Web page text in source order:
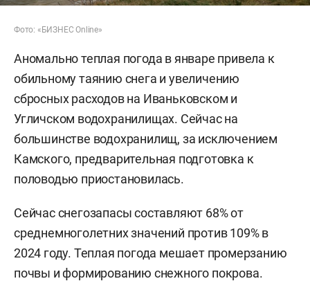
Фото: «БИЗНЕС Online»
Аномально теплая погода в январе привела к
обильному таянию снега и увеличению
сбросных расходов на Иваньковском и
Угличском водохранилищах. Сейчас на
большинстве водохранилищ, за исключением
Камского, предварительная подготовка к
половодью приостановилась.
Сейчас снегозапасы составляют 68% от
среднемноголетних значений против 109% в
2024 году. Теплая погода мешает промерзанию
почвы и формированию снежного покрова.